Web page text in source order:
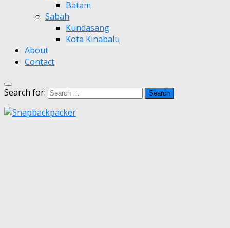
Batam
Sabah
Kundasang
Kota Kinabalu
About
Contact
Search for: